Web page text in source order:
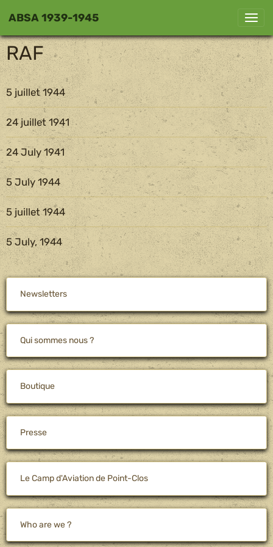
ABSA 1939-1945
RAF
5 juillet 1944
24 juillet 1941
24 July 1941
5 July 1944
5 juillet 1944
5 July, 1944
Newsletters
Qui sommes nous ?
Boutique
Presse
Le Camp d'Aviation de Point-Clos
Who are we ?